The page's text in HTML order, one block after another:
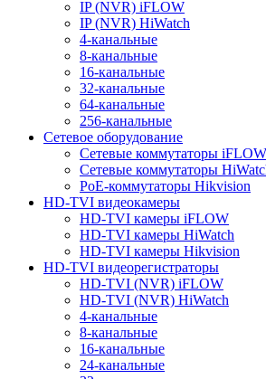
IP (NVR) iFLOW
IP (NVR) HiWatch
4-канальные
8-канальные
16-канальные
32-канальные
64-канальные
256-канальные
Сетевое оборудование
Сетевые коммутаторы iFLOW
Сетевые коммутаторы
PoE-коммутаторы Hikvision
HD-TVI видеокамеры
HD-TVI камеры iFLOW
HD-TVI камеры HiWatch
HD-TVI камеры Hikvision
HD-TVI видеорегистраторы
HD-TVI (NVR) iFLOW
HD-TVI (NVR) HiWatch
4-канальные
8-канальные
16-канальные
24-канальные